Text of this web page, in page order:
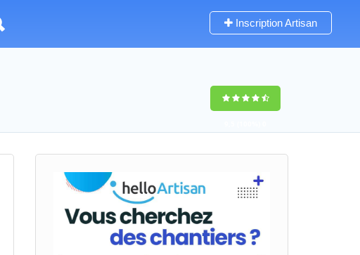
Inscription Artisan